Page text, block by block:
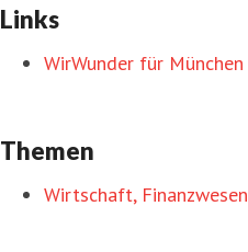
Links
WirWunder für München
Themen
Wirtschaft, Finanzwesen